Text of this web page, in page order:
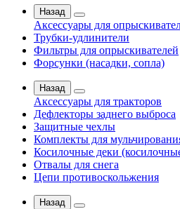
Назад
Аксессуары для
Трубки-удлинители
Фильтры для опрыскивателей
Форсунки (насадки, сопла)
Назад
Аксессуары для тракторов
Дефлекторы заднего выброса
Защитные чехлы
Комплекты для
Косилочные деки
Отвалы для снега
Цепи противоскольжения
Назад